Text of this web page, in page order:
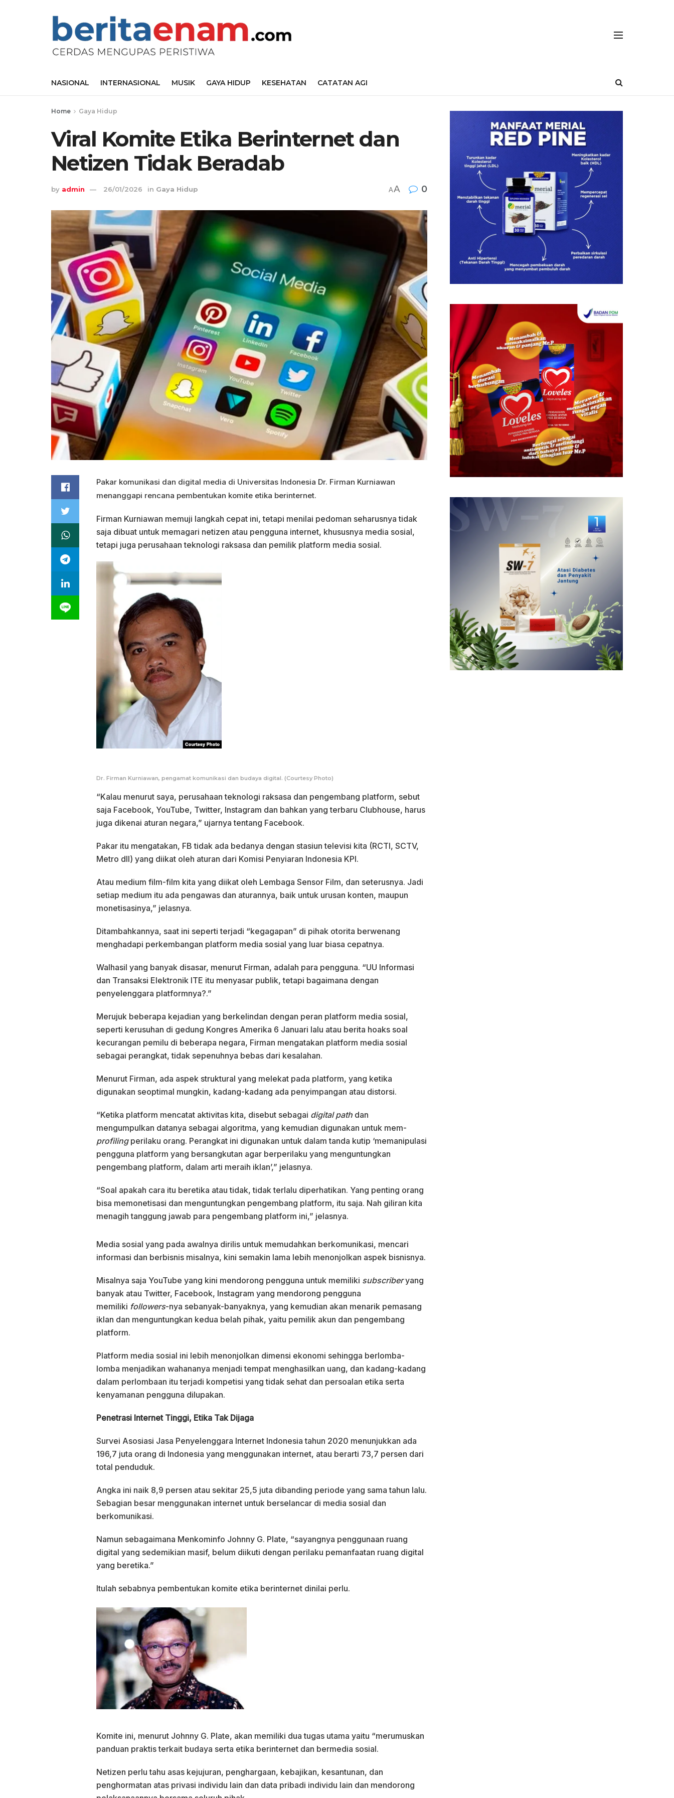
NASIONAL INTERNASIONAL MUSIK GAYA HIDUP KESEHATAN CATATAN AGI
Home Gaya Hidup
Viral Komite Etika Berinternet dan
Netizen Tidak Beradab
by admin 26/01/2026 in Gaya Hidup AA 0
Pakar komunikasi dan digital media di Universitas Indonesia Dr. Firman Kurniawan
menanggapi rencana pembentukan komite etika berinternet.
Firman Kurniawan memuji langkah cepat ini, tetapi menilai pedoman seharusnya tidak
saja dibuat untuk memagari netizen atau pengguna internet, khususnya media sosial,
tetapi juga perusahaan teknologi raksasa dan pemilik platform media sosial.
Dr. Firman Kurniawan, pengamat komunikasi dan budaya digital. (Courtesy Photo)
“Kalau menurut saya, perusahaan teknologi raksasa dan pengembang platform, sebut
saja Facebook, YouTube, Twitter, Instagram dan bahkan yang terbaru Clubhouse, harus
juga dikenai aturan negara,” ujarnya tentang Facebook.
Pakar itu mengatakan, FB tidak ada bedanya dengan stasiun televisi kita (RCTI, SCTV,
Metro dll) yang diikat oleh aturan dari Komisi Penyiaran Indonesia KPI.
Atau medium film-film kita yang diikat oleh Lembaga Sensor Film, dan seterusnya. Jadi
setiap medium itu ada pengawas dan aturannya, baik untuk urusan konten, maupun
monetisasinya,” jelasnya.
Ditambahkannya, saat ini seperti terjadi “kegagapan” di pihak otorita berwenang
menghadapi perkembangan platform media sosial yang luar biasa cepatnya.
Walhasil yang banyak disasar, menurut Firman, adalah para pengguna. “UU Informasi
dan Transaksi Elektronik ITE itu menyasar publik, tetapi bagaimana dengan
penyelenggara platformnya?.”
Merujuk beberapa kejadian yang berkelindan dengan peran platform media sosial,
seperti kerusuhan di gedung Kongres Amerika 6 Januari lalu atau berita hoaks soal
kecurangan pemilu di beberapa negara, Firman mengatakan platform media sosial
sebagai perangkat, tidak sepenuhnya bebas dari kesalahan.
Menurut Firman, ada aspek struktural yang melekat pada platform, yang ketika
digunakan seoptimal mungkin, kadang-kadang ada penyimpangan atau distorsi.
“Ketika platform mencatat aktivitas kita, disebut sebagai digital path dan
mengumpulkan datanya sebagai algoritma, yang kemudian digunakan untuk mem-
profilingperilaku orang. Perangkat ini digunakan untuk dalam tanda kutip ‘memanipulasi
pengguna platform yang bersangkutan agar berperilaku yang menguntungkan
pengembang platform, dalam arti meraih iklan’,” jelasnya.
“Soal apakah cara itu beretika atau tidak, tidak terlalu diperhatikan. Yang penting orang
bisa memonetisasi dan menguntungkan pengembang platform, itu saja. Nah giliran kita
menagih tanggung jawab para pengembang platform ini,” jelasnya.
Media sosial yang pada awalnya dirilis untuk memudahkan berkomunikasi, mencari
informasi dan berbisnis misalnya, kini semakin lama lebih menonjolkan aspek bisnisnya.
Misalnya saja YouTube yang kini mendorong pengguna untuk memiliki subscriberyang
banyak atau Twitter, Facebook, Instagram yang mendorong pengguna
memiliki followers-nya sebanyak-banyaknya, yang kemudian akan menarik pemasang
iklan dan menguntungkan kedua belah pihak, yaitu pemilik akun dan pengembang
platform.
Platform media sosial ini lebih menonjolkan dimensi ekonomi sehingga berlomba-
lomba menjadikan wahananya menjadi tempat menghasilkan uang, dan kadang-kadang
dalam perlombaan itu terjadi kompetisi yang tidak sehat dan persoalan etika serta
kenyamanan pengguna dilupakan.
Penetrasi Internet Tinggi, Etika Tak Dijaga
Survei Asosiasi Jasa Penyelenggara Internet Indonesia tahun 2020 menunjukkan ada
196,7 juta orang di Indonesia yang menggunakan internet, atau berarti 73,7 persen dari
total penduduk.
Angka ini naik 8,9 persen atau sekitar 25,5 juta dibanding periode yang sama tahun lalu.
Sebagian besar menggunakan internet untuk berselancar di media sosial dan
berkomunikasi.
Namun sebagaimana Menkominfo Johnny G. Plate, “sayangnya penggunaan ruang
digital yang sedemikian masif, belum diikuti dengan perilaku pemanfaatan ruang digital
yang beretika.”
Itulah sebabnya pembentukan komite etika berinternet dinilai perlu.
Komite ini, menurut Johnny G. Plate, akan memiliki dua tugas utama yaitu “merumuskan
panduan praktis terkait budaya serta etika berinternet dan bermedia sosial.
Netizen perlu tahu asas kejujuran, penghargaan, kebajikan, kesantunan, dan
penghormatan atas privasi individu lain dan data pribadi individu lain dan mendorong